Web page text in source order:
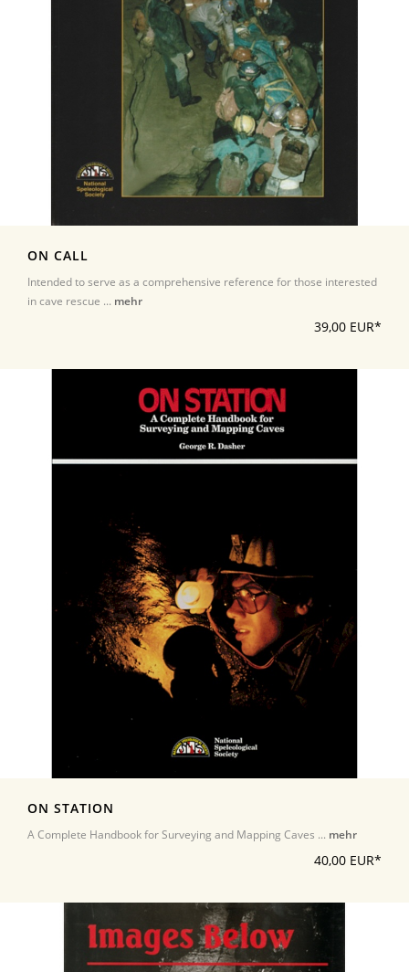
ON CALL
Intended to serve as a comprehensive reference for those interested
in cave rescue ... mehr
39,00 EUR*
ON STATION
A Complete Handbook for Surveying and Mapping Caves ... mehr
40,00 EUR*